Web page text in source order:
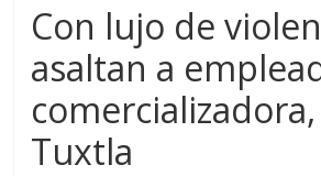
Con lujo de
asaltan a
Tuxtla